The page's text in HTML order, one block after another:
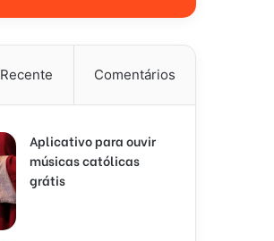
Recente Comentários
Aplicativo para ouvir
músicas católicas
grátis